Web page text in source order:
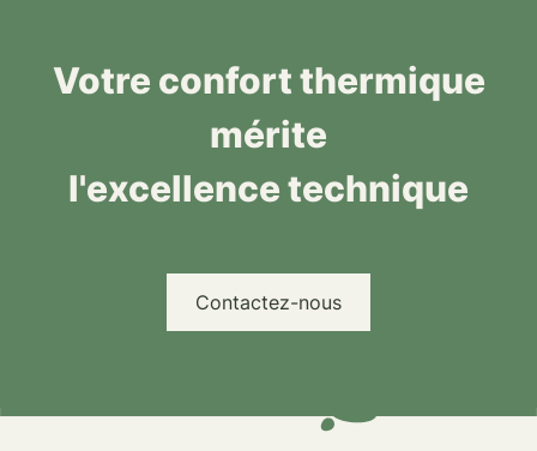
Votre confort thermique
mérite
l'excellence technique
Contactez-nous